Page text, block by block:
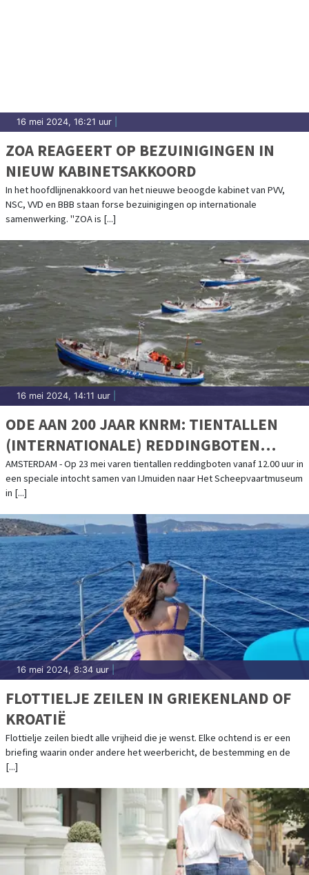
16 mei 2024, 16:21 uur
ZOA REAGEERT OP BEZUINIGINGEN IN
NIEUW KABINETSAKKOORD
In het hoofdlijnenakkoord van het nieuwe beoogde kabinet van PVV,
NSC, VVD en BBB staan forse bezuinigingen op internationale
samenwerking. "ZOA is [...]
16 mei 2024, 14:11 uur
ODE AAN 200 JAAR KNRM: TIENTALLEN
(INTERNATIONALE) REDDINGBOTEN
VAREN OP 23 MEI VAN IJMUIDEN NAAR
HET SCHEEPVAARTMUSEUM IN
AMSTERDAM - Op 23 mei varen tientallen reddingboten vanaf 12.00 uur in
een speciale intocht samen van IJmuiden naar Het Scheepvaartmuseum
in [...]
16 mei 2024, 8:34 uur
FLOTTIELJE ZEILEN IN GRIEKENLAND OF
KROATIË
Flottielje zeilen biedt alle vrijheid die je wenst. Elke ochtend is er een
briefing waarin onder andere het weerbericht, de bestemming en de
[...]